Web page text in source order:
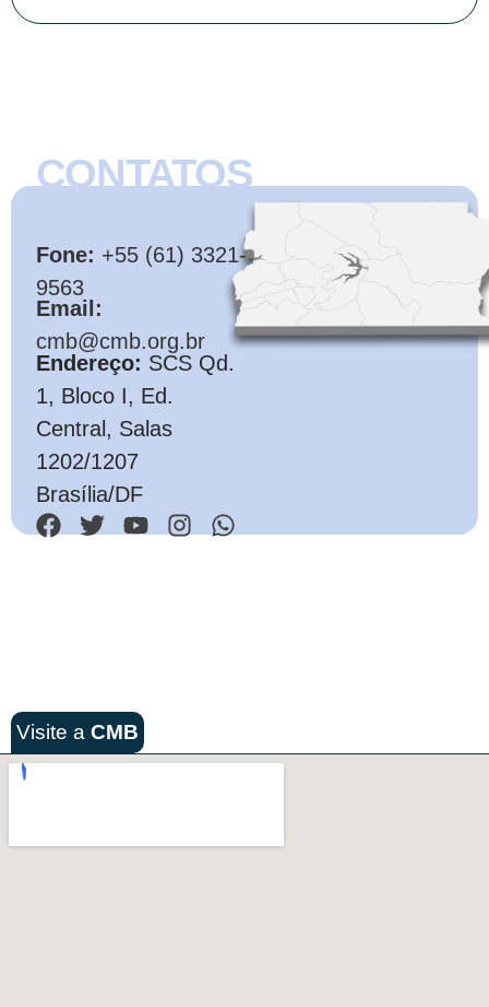
CONTATOS
Fone: +55 (61) 3321-
9563
Email:
cmb@cmb.org.br
Endereço: SCS Qd.
1, Bloco I, Ed.
Central, Salas
1202/1207
Brasília/DF
Visite a CMB